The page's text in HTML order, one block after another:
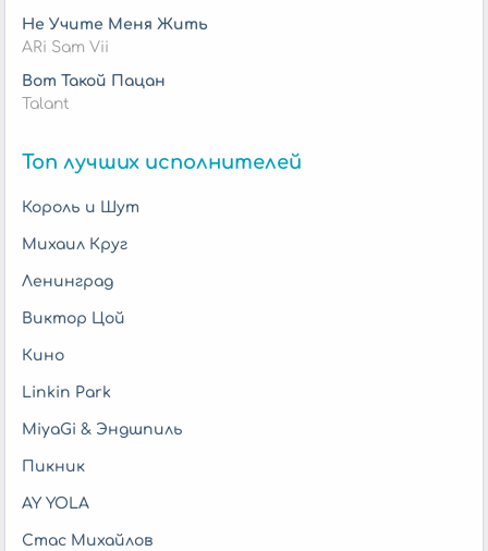
Не Учите Меня Жить
ARi Sam Vii
Вот Такой Пацан
Talant
Топ лучших исполнителей
Король и Шут
Михаил Круг
Ленинград
Виктор Цой
Кино
Linkin Park
MiyaGi & Эндшпиль
Пикник
AY YOLA
Стас Михайлов